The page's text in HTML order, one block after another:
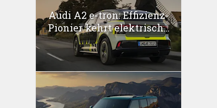
Audi A2 e-tron: Effizienz-
Pionier kehrt elektrisch...